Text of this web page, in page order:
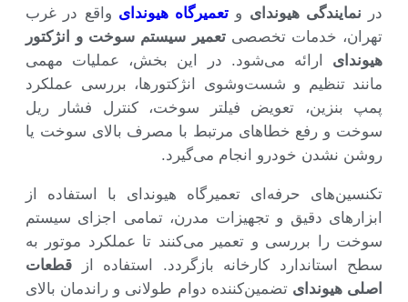
در نمایندگی هیوندای و تعمیرگاه هیوندای واقع در غرب
تهران، خدمات تخصصیتعمیر سیستم سوخت و انژکتور
هیوندای ارائه می‌شود. در این بخش، عملیات مهمی
مانند تنظیم و شست‌وشوی انژکتورها، بررسی عملکرد
پمپ بنزین، تعویض فیلتر سوخت، کنترل فشار ریل
سوخت و رفع خطاهای مرتبط با مصرف بالای سوخت یا
روشن نشدن خودرو انجام می‌گیرد.
تکنسین‌های حرفه‌ای تعمیرگاه هیوندای با استفاده از
ابزارهای دقیق و تجهیزات مدرن، تمامی اجزای سیستم
سوخت را بررسی و تعمیر می‌کنند تا عملکرد موتور به
سطح استاندارد کارخانه بازگردد. استفاده از قطعات
اصلی هیوندای تضمین‌کننده دوام طولانی و راندمان بالای